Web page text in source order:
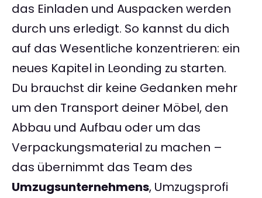
das Einladen und Auspacken werden
durch uns erledigt. So kannst du dich
auf das Wesentliche konzentrieren: ein
neues Kapitel in Leonding zu starten.
Du brauchst dir keine Gedanken mehr
um den Transport deiner Möbel, den
Abbau und Aufbau oder um das
Verpackungsmaterial zu machen –
das übernimmt das Team des
Umzugsunternehmens, Umzugsprofi